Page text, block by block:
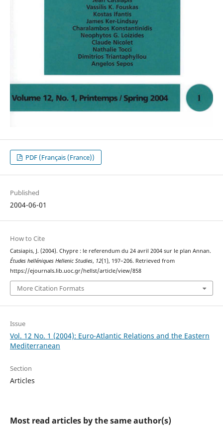
PDF (Français (France))
Published
2004-06-01
How to Cite
Catsiapis, J. (2004). Chypre : le referendum du 24 avril 2004 sur le plan Annan.
Études helléniques Hellenic Studies, 12(1), 197–206. Retrieved from
https://ejournals.lib.uoc.gr/hellst/article/view/858
More Citation Formats
Issue
Vol. 12 No. 1 (2004): Euro-Atlantic Relations and the Eastern
Mediterranean
Section
Articles
Most read articles by the same author(s)